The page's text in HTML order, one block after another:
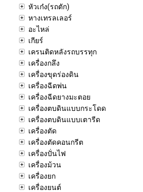
หัวเก๋ง(รถตัก)
หางเทรลเลอร์
อะไหล่
เกียร์
เครนติดหลังรถบรรทุก
เครื่องกลึง
เครื่องขุดร่องดิน
เครื่องฉีดพ่น
เครื่องฉีดยางมะตอย
เครื่องตบดินแบบกระโดด
เครื่องตบดินแบบเตารีด
เครื่องตัด
เครื่องตัดคอนกรีต
เครื่องปั่นไฟ
เครื่องม้วน
เครื่องยก
เครื่องยนต์